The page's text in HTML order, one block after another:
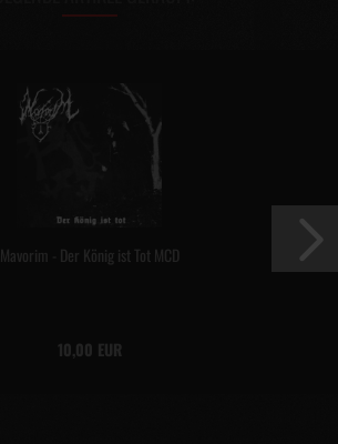
Mavorim - Der König ist Tot MCD
10,00 EUR